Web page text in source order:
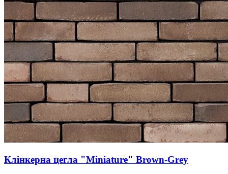
Клінкерна цегла "Miniature" Brown-Grey